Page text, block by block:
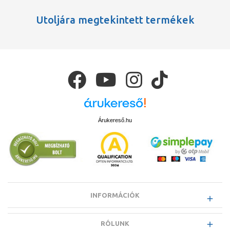
Utoljára megtekintett termékek
Árukereső.hu
INFORMÁCIÓK
RÓLUNK